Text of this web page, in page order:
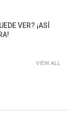
VER? ¡ASÍ
VIEW ALL